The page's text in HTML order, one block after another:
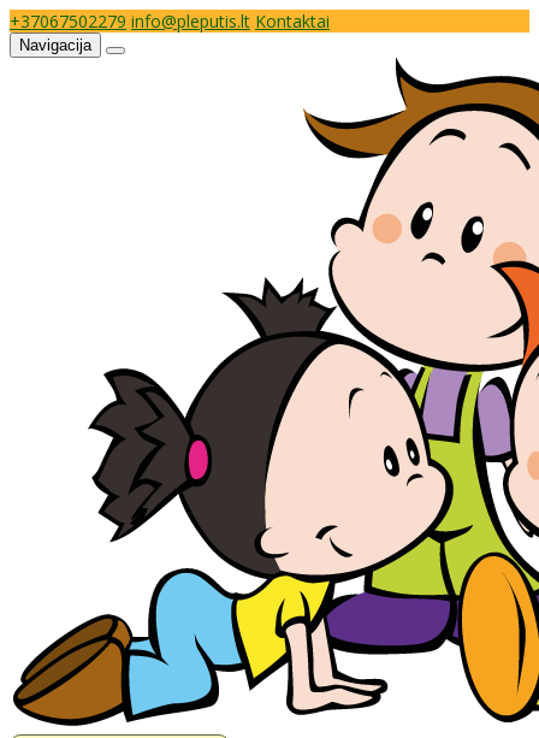
+37067502279 info@pleputis.lt Kontaktai
Navigacija